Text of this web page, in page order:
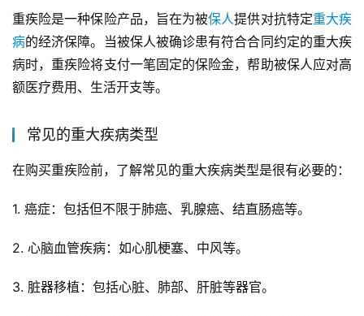
重疾险是一种保险产品，旨在为被保人提供对抗特定重大疾
病的经济保障。当被保人被确诊患有符合合同约定的重大疾
病时，重疾险将支付一笔固定的保险金，帮助被保人应对高
额医疗费用、生活开支等。
常见的重大疾病类型
在购买重疾险前，了解常见的重大疾病类型是很有必要的：
1. 癌症：包括但不限于肺癌、乳腺癌、结直肠癌等。
2. 心脑血管疾病：如心肌梗塞、中风等。
3. 脏器移植：包括心脏、肺部、肝脏等器官。